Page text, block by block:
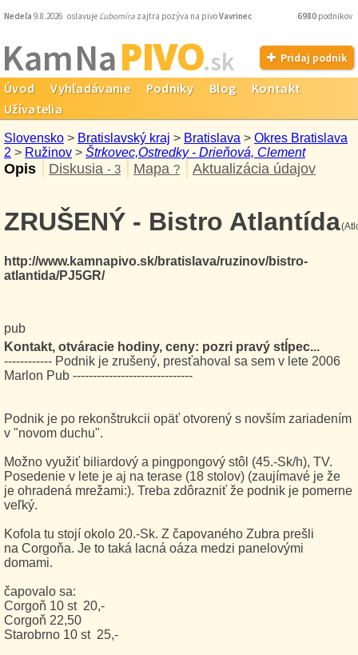
Nedeľa 9.8.2026 oslavuje Ľubomíra zajtra pozýva na pivoVavrinec 6980 podnikov
Kam NaPIVO.sk Pridaj podnik
Úvod Vyhľadávanie Podniky Blog
Kontakt
Užívatelia
Slovensko > Bratislavský kraj > Bratislava > Okres Bratislava
2 > Ružinov > Štrkovec,Ostredky - Drieňová, Clement
Opis Diskusia - 3 Mapa ? Aktualizácia údajov
ZRUŠENÝ - Bistro Atlantída
http://www.kamnapivo.sk/bratislava/ruzinov/bistro-
atlantida/PJ5GR/
pub
Kontakt, otváracie hodiny, ceny: pozri pravý stĺpec...
------------ Podnik je zrušený, presťahoval sa sem v lete 2006
Marlon Pub ------------------------------
Podnik je po rekonštrukcii opäť otvorený s novším zariadením
v "novom duchu".
Možno využiť biliardový a pingpongový stôl (45.-Sk/h), TV.
Posedenie v lete je aj na terase (18 stolov) (zaujímavé je že
je ohradená mrežami:). Treba zdôrazniť že podnik je pomerne
veľký.
Kofola tu stojí okolo 20.-Sk. Z čapovaného Zubra prešli
na Corgoňa. Je to taká lacná oáza medzi panelovými
domami.
čapovalo sa:
Corgoň 10 st 20,-
Corgoň 22,50
Starobrno 10 st 25,-